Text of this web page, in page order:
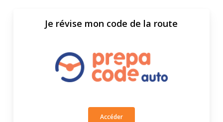
Je révise mon code de la route
Accéder